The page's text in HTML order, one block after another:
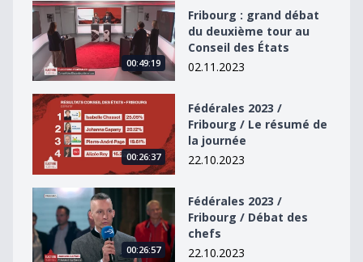
Fribourg : grand débat du deuxième tour au Conseil
00:49:19
Fribourg : grand débat
du deuxième tour au
Conseil des États
02.11.2023
Fédérales 2023 / Fribourg / Le résumé de la journée
00:26:37
Fédérales 2023 /
Fribourg / Le résumé de
la journée
22.10.2023
Fédérales 2023 / Fribourg / Débat des chefs
00:26:57
Fédérales 2023 /
Fribourg / Débat des
chefs
22.10.2023